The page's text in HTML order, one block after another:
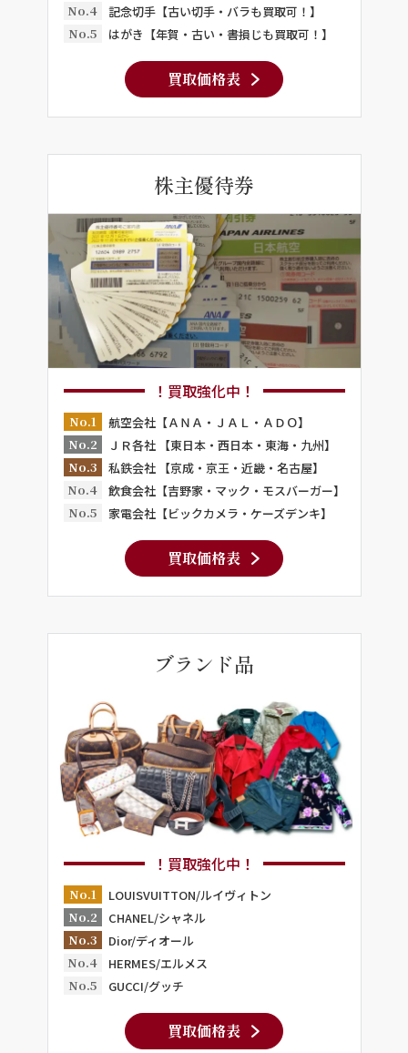
No.4
記念切手【古い切手・バラも買取可！】
No.5
はがき【年賀・古い・書損じも買取可！】
買取価格表
株主優待券
！買取強化中！
No.1
航空会社【ＡＮＡ・ＪＡＬ・ＡＤＯ】
No.2
ＪＲ各社 【東日本・西日本・東海・九州】
No.3
私鉄会社 【京成・京王・近畿・名古屋】
No.4
飲食会社【吉野家・マック・モスバーガー】
No.5
家電会社【ビックカメラ・ケーズデンキ】
買取価格表
ブランド品
！買取強化中！
No.1
LOUISVUITTON/ルイヴィトン
No.2
CHANEL/シャネル
No.3
Dior/ディオール
No.4
HERMES/エルメス
No.5
GUCCI/グッチ
買取価格表